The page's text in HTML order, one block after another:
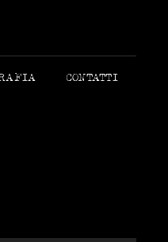
CONTATTI